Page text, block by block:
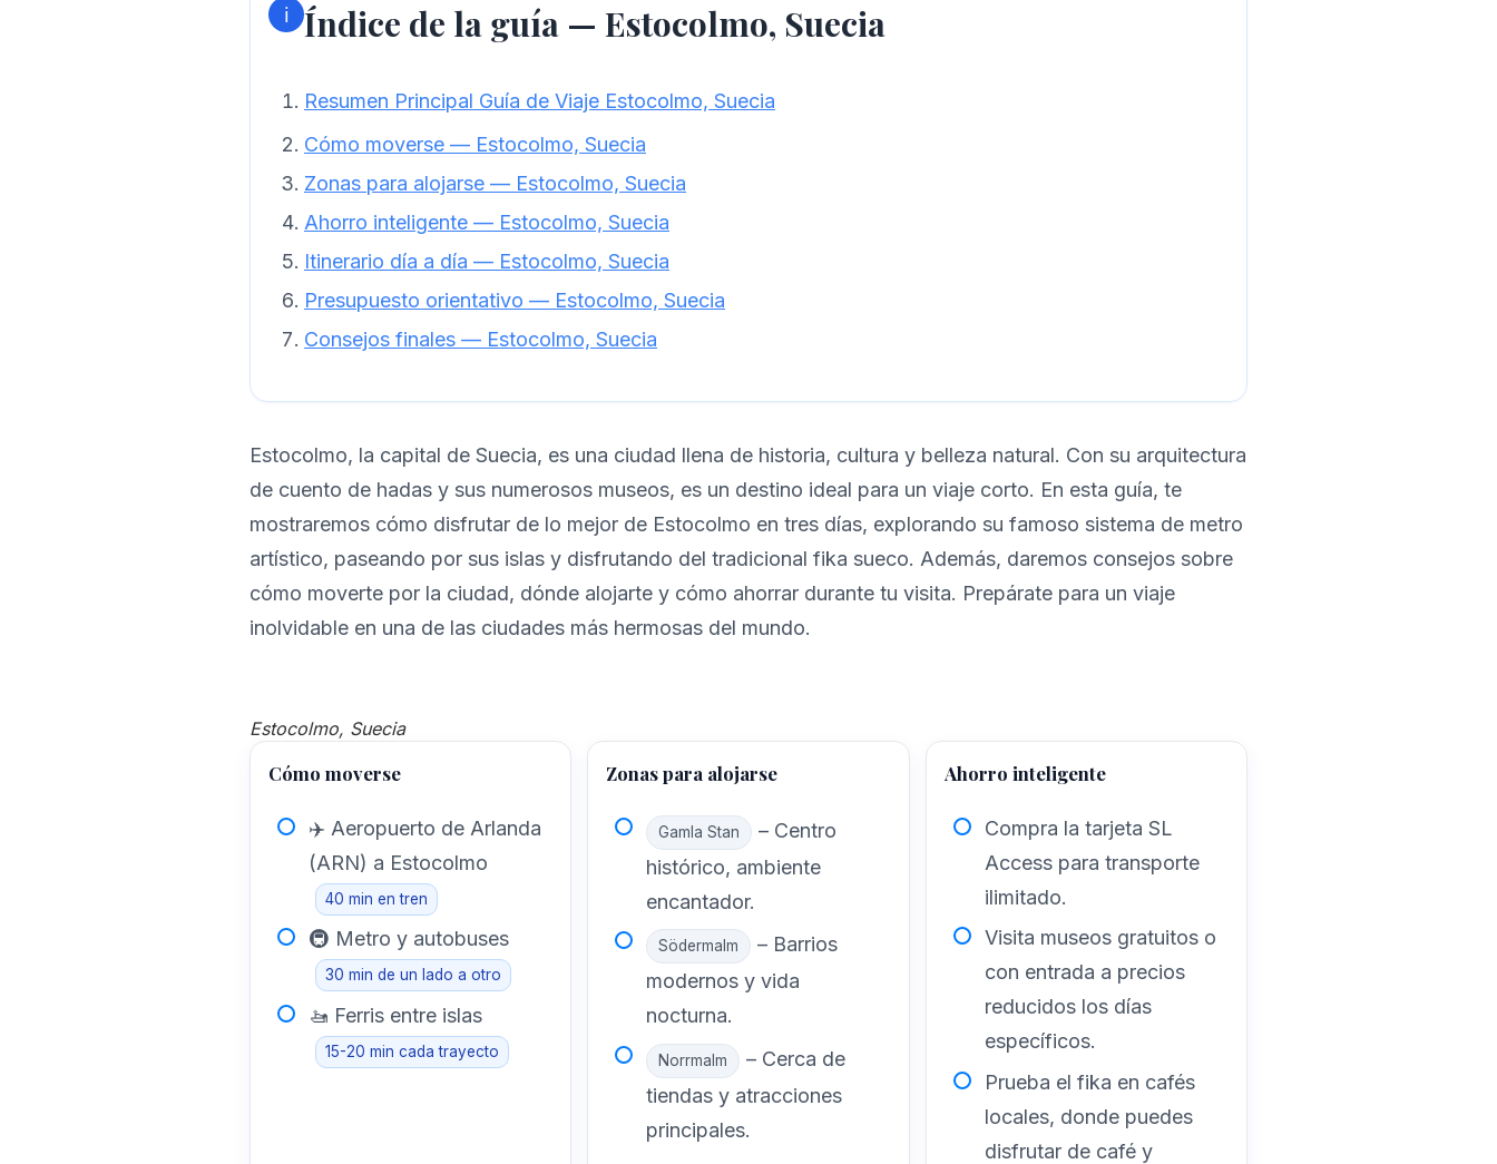
ℹ️ Índice de la guía — Estocolmo, Suecia
Resumen Principal Guía de Viaje Estocolmo, Suecia
Cómo moverse — Estocolmo, Suecia
Zonas para alojarse — Estocolmo, Suecia
Ahorro inteligente — Estocolmo, Suecia
Itinerario día a día — Estocolmo, Suecia
Presupuesto orientativo — Estocolmo, Suecia
Consejos finales — Estocolmo, Suecia
Estocolmo, la capital de Suecia, es una ciudad llena de historia, cultura y belleza natural. Con su arquitectura
de cuento de hadas y sus numerosos museos, es un destino ideal para un viaje corto. En esta guía, te
mostraremos cómo disfrutar de lo mejor de Estocolmo en tres días, explorando su famoso sistema de metro
artístico, paseando por sus islas y disfrutando del tradicional fika sueco. Además, daremos consejos sobre
cómo moverte por la ciudad, dónde alojarte y cómo ahorrar durante tu visita. Prepárate para un viaje
inolvidable en una de las ciudades más hermosas del mundo.
Estocolmo, Suecia
Cómo moverse
✈️ Aeropuerto de Arlanda
(ARN) a Estocolmo
40 min en tren
🚇 Metro y autobuses
30 min de un lado a otro
🚤 Ferris entre islas
15-20 min cada trayecto
Zonas para alojarse
Gamla Stan
– Centro
histórico, ambiente
encantador.
Södermalm
– Barrios
modernos y vida
nocturna.
Norrmalm
– Cerca de
tiendas y atracciones
principales.
Ahorro inteligente
Compra la tarjeta SL
Access para transporte
ilimitado.
Visita museos gratuitos o
con entrada a precios
reducidos los días
específicos.
Prueba el fika en cafés
locales, donde puedes
disfrutar de café y